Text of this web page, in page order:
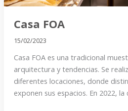
Casa FOA
15/02/2023
Casa FOA es una tradicional
arquitectura y tendencias. Se
diferentes locaciones, donde
exponen sus espacios. En 2022,